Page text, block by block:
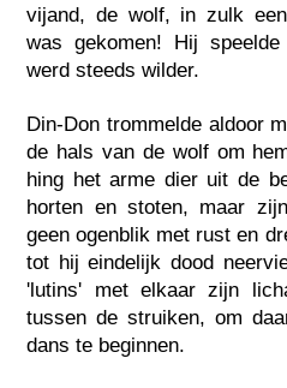
vijand, de wolf, in zulk
was gekomen! Hij
werd steeds wilder.
Din-Don trommelde aldoor
de hals van de wolf om
hing het arme dier uit de
horten en stoten, maar
geen ogenblik met rust en
tot hij eindelijk dood
'lutins' met elkaar zijn
tussen de struiken, om
dans te beginnen.